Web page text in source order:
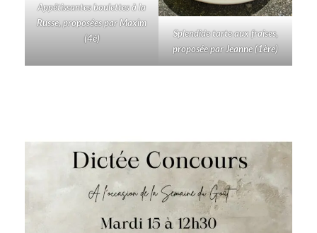
Appétissantes boulettes à la
Russe, proposées par Maxim
(4è)
Splendide tarte aux fraises,
proposée par Jeanne (1ère)